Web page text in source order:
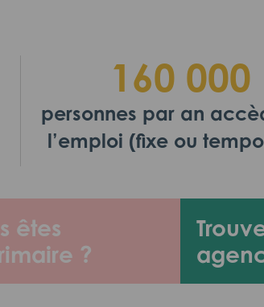
êtes
?
160 000
personnes par an
l’emploi (fixe ou